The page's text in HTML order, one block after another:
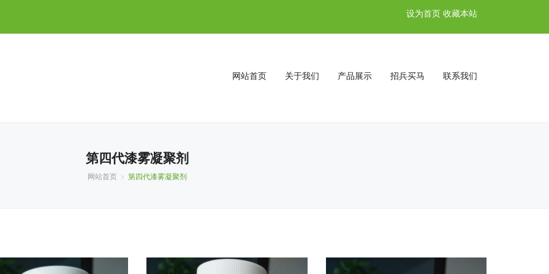
设为首页 收藏本站
网站首页 关于我们 产品展示 招兵买马 联系我们
第四代漆雾凝聚剂
网站首页 第四代漆雾凝聚剂